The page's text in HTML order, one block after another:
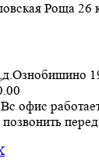
Роща 26
офис